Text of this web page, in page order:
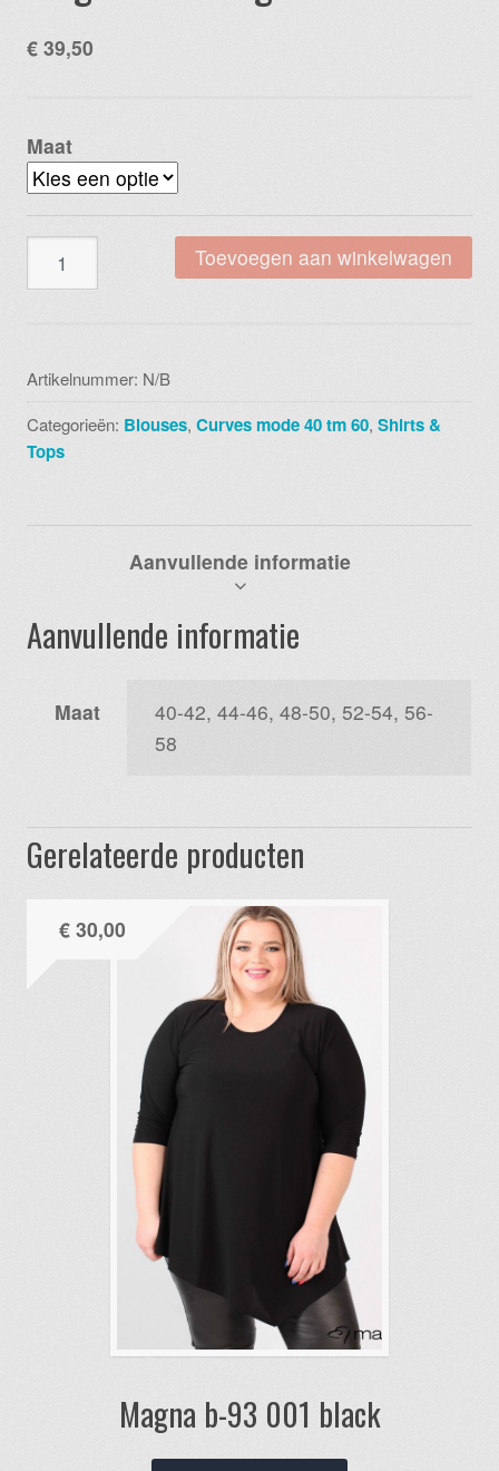
€ 39,50
Maat
aantal
Toevoegen aan winkelwagen
Artikelnummer: N/B
Categorieën: Blouses,Curves mode 40 tm 60,Shirts &
Tops
Aanvullende informatie
Aanvullende informatie
Maat
40-42, 44-46, 48-50, 52-54, 56-
58
Gerelateerde producten
Magna b-93 001 black
€30,00